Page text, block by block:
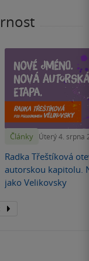
Články Úterý 4. srpna
Radka Třeštíková
autorskou kapitolu.
jako Velikovsky